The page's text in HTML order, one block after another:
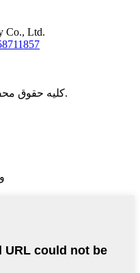
Co., Ltd.
© Copyright - 2010-2022: کلیه حقوق محفوظ است.